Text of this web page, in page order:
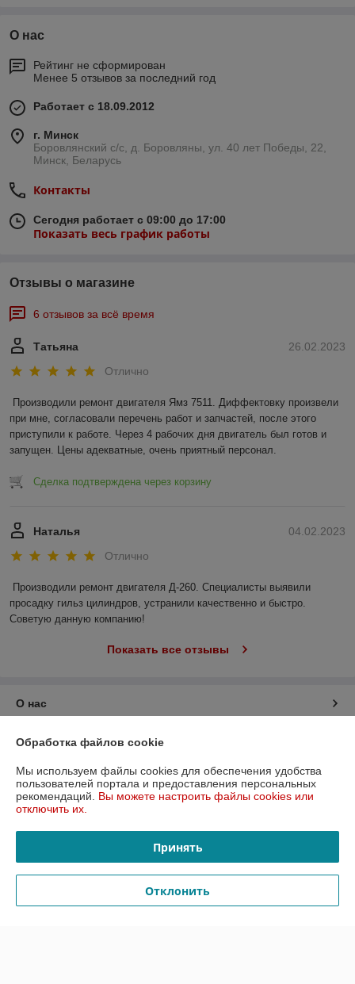
О нас
Рейтинг не сформирован
Менее 5 отзывов за последний год
Работает с 18.09.2012
г. Минск
Боровлянский с/с, д. Боровляны, ул. 40 лет Победы, 22,
Минск, Беларусь
Контакты
Сегодня работает с 09:00 до 17:00
Показать весь график работы
Отзывы о магазине
6 отзывов за всё время
26.02.2023
Татьяна
Отлично
Производили ремонт двигателя Ямз 7511. Диффектовку произвели
при мне, согласовали перечень работ и запчастей, после этого
приступили к работе. Через 4 рабочих дня двигатель был готов и
запущен. Цены адекватные, очень приятный персонал.
Сделка подтверждена через корзину
04.02.2023
Наталья
Отлично
Производили ремонт двигателя Д-260. Специалисты выявили
просадку гильз цилиндров, устранили качественно и быстро.
Советую данную компанию!
Показать все отзывы
О нас
Контакты
Доставка и оплата
График работы
Политика обработки cookies
Обработка файлов cookie
Мы используем файлы cookies для обеспечения удобства
пользователей портала и предоставления персональных
рекомендаций. Вы можете настроить файлы cookies или
отключить их.
Принять
Отклонить